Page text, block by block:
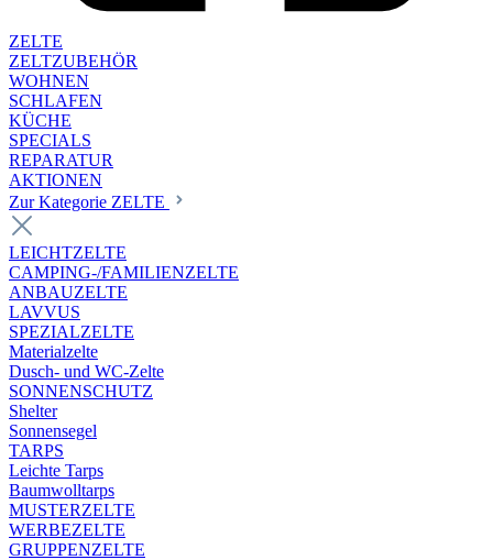
ZELTE
ZELTZUBEHÖR
WOHNEN
SCHLAFEN
KÜCHE
SPECIALS
REPARATUR
AKTIONEN
Zur Kategorie ZELTE
LEICHTZELTE
CAMPING-/FAMILIENZELTE
ANBAUZELTE
LAVVUS
SPEZIALZELTE
Materialzelte
Dusch- und WC-Zelte
SONNENSCHUTZ
Shelter
Sonnensegel
TARPS
Leichte Tarps
Baumwolltarps
MUSTERZELTE
WERBEZELTE
GRUPPENZELTE